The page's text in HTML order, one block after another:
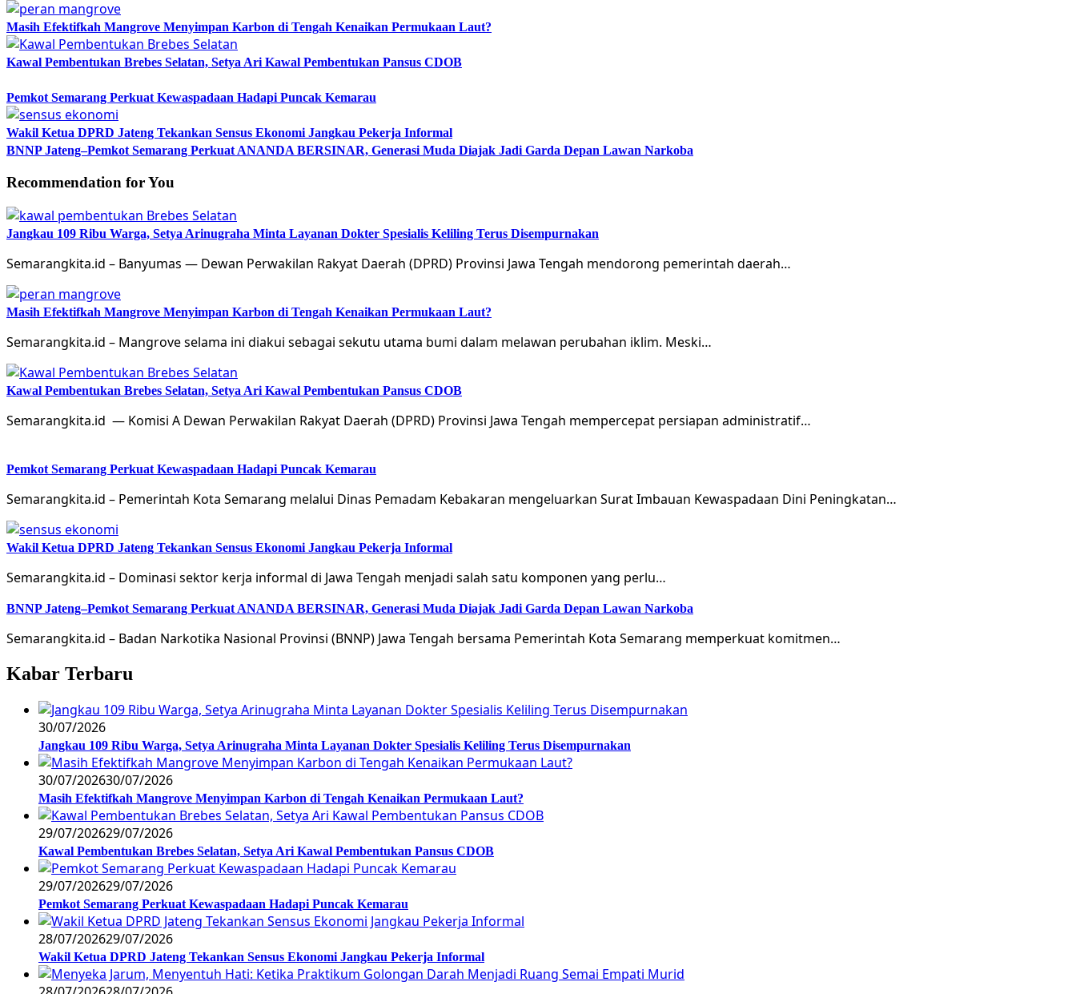
Masih Efektifkah Mangrove Menyimpan Karbon di Tengah Kenaikan Permukaan Laut?
Kawal Pembentukan Brebes Selatan, Setya Ari Kawal Pembentukan Pansus CDOB
Pemkot Semarang Perkuat Kewaspadaan Hadapi Puncak Kemarau
Wakil Ketua DPRD Jateng Tekankan Sensus Ekonomi Jangkau Pekerja Informal
BNNP Jateng–Pemkot Semarang Perkuat ANANDA BERSINAR, Generasi Muda Diajak Jadi Garda Depan Lawan Narkoba
Recommendation for You
Jangkau 109 Ribu Warga, Setya Arinugraha Minta Layanan Dokter Spesialis Keliling Terus Disempurnakan
Semarangkita.id – Banyumas — Dewan Perwakilan Rakyat Daerah (DPRD) Provinsi Jawa Tengah mendorong pemerintah daerah…
Masih Efektifkah Mangrove Menyimpan Karbon di Tengah Kenaikan Permukaan Laut?
Semarangkita.id – Mangrove selama ini diakui sebagai sekutu utama bumi dalam melawan perubahan iklim. Meski…
Kawal Pembentukan Brebes Selatan, Setya Ari Kawal Pembentukan Pansus CDOB
Semarangkita.id — Komisi A Dewan Perwakilan Rakyat Daerah (DPRD) Provinsi Jawa Tengah mempercepat persiapan administratif…
Pemkot Semarang Perkuat Kewaspadaan Hadapi Puncak Kemarau
Semarangkita.id – Pemerintah Kota Semarang melalui Dinas Pemadam Kebakaran mengeluarkan Surat Imbauan Kewaspadaan Dini Peningkatan…
Wakil Ketua DPRD Jateng Tekankan Sensus Ekonomi Jangkau Pekerja Informal
Semarangkita.id – Dominasi sektor kerja informal di Jawa Tengah menjadi salah satu komponen yang perlu…
BNNP Jateng–Pemkot Semarang Perkuat ANANDA BERSINAR, Generasi Muda Diajak Jadi Garda Depan Lawan Narkoba
Semarangkita.id – Badan Narkotika Nasional Provinsi (BNNP) Jawa Tengah bersama Pemerintah Kota Semarang memperkuat komitmen…
Kabar Terbaru
30/07/2026
Jangkau 109 Ribu Warga, Setya Arinugraha Minta Layanan Dokter Spesialis Keliling Terus Disempurnakan
30/07/202630/07/2026
Masih Efektifkah Mangrove Menyimpan Karbon di Tengah Kenaikan Permukaan Laut?
29/07/202629/07/2026
Kawal Pembentukan Brebes Selatan, Setya Ari Kawal Pembentukan Pansus CDOB
29/07/202629/07/2026
Pemkot Semarang Perkuat Kewaspadaan Hadapi Puncak Kemarau
28/07/202629/07/2026
Wakil Ketua DPRD Jateng Tekankan Sensus Ekonomi Jangkau Pekerja Informal